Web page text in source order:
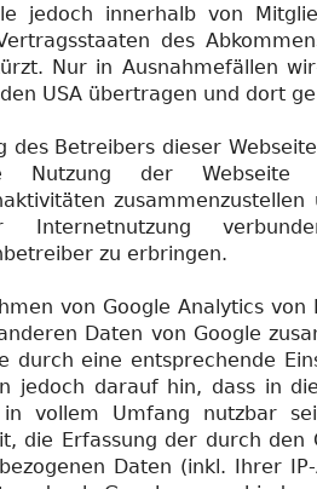
jedoch innerhalb von
des
Nur in Ausnahmefällen
USA übertragen und dort
des Betreibers dieser
Nutzung der Webseite
zu erbringen.
von Google Analytics
Daten von Google
durch eine entsprechende
jedoch darauf hin, dass in
in vollem Umfang nutzbar
die Erfassung der durch
Daten (inkl. Ihrer